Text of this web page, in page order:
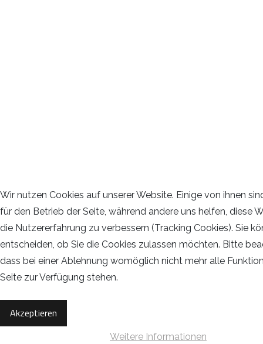
Wir nutzen Cookies auf unserer Website. Einige von ihnen
für den Betrieb der Seite, während andere uns helfen, diese
die Nutzererfahrung zu verbessern (Tracking Cookies). Sie
entscheiden, ob Sie die Cookies zulassen möchten. Bitte
dass bei einer Ablehnung womöglich nicht mehr alle
Seite zur Verfügung stehen.
Akzeptieren
Weitere Informationen